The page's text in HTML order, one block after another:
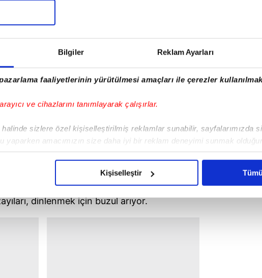
Bilgiler Reklam Ayarları
faaliyetlerinin yürütülmesi amaçları ile çerezler
ve cihazlarını tanımlayarak çalışırlar.
sizlere özel kişiselleştirilmiş reklamlar sunabilir, sayfalarımızda
yaparken amacımızın size daha iyi bir reklam deneyimi sunmak
gelen çabayı gösterdiğimizi ve bu noktada, reklamların
Kişiselleştir
fok balıklarının aksine uzun saatler
dinlenmek için buzul arıyor.